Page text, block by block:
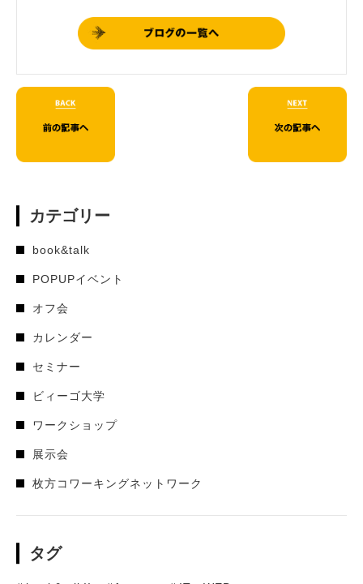
カテゴリー
book&talk
POPUPイベント
オフ会
カレンダー
セミナー
ビィーゴ大学
ワークショップ
展示会
枚方コワーキングネットワーク
タグ